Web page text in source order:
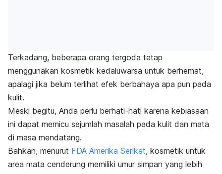
Terkadang, beberapa orang tergoda tetap
menggunakan kosmetik kedaluwarsa untuk berhemat,
apalagi jika belum terlihat efek berbahaya apa pun pada
kulit.
Meski begitu, Anda perlu berhati-hati karena kebiasaan
ini dapat memicu sejumlah masalah pada kulit dan mata
di masa mendatang.
Bahkan, menurut FDA Amerika Serikat, kosmetik untuk
area mata cenderung memiliki umur simpan yang lebih